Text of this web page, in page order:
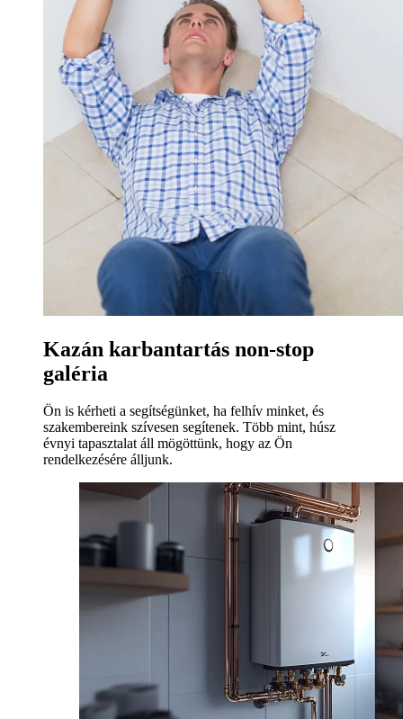
Kazán karbantartás non-stop
galéria
Ön is kérheti a segítségünket, ha felhív minket, és
szakembereink szívesen segítenek. Több mint, húsz
évnyi tapasztalat áll mögöttünk, hogy az Ön
rendelkezésére álljunk.